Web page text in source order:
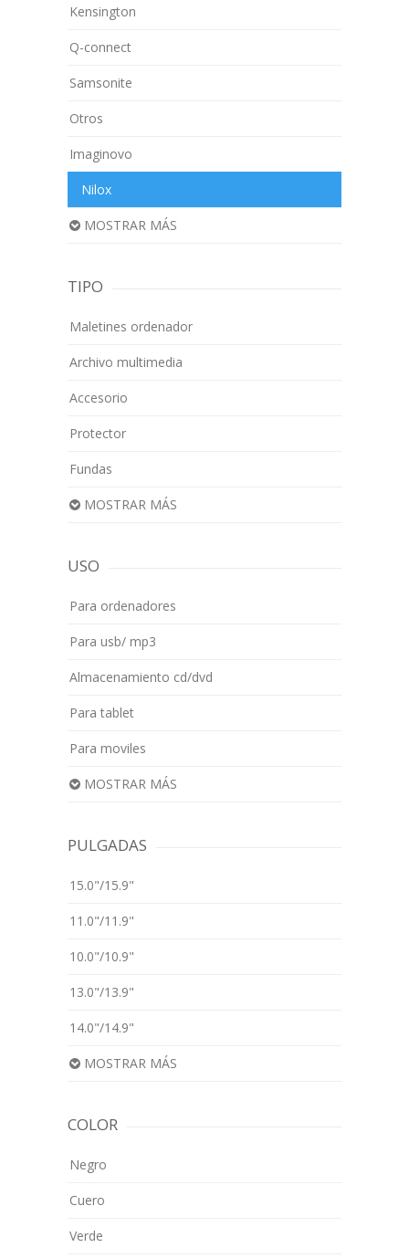
Kensington
Q-connect
Samsonite
Otros
Imaginovo
Nilox
MOSTRAR MÁS
TIPO
Maletines ordenador
Archivo multimedia
Accesorio
Protector
Fundas
MOSTRAR MÁS
USO
Para ordenadores
Para usb/ mp3
Almacenamiento cd/dvd
Para tablet
Para moviles
MOSTRAR MÁS
PULGADAS
15.0"/15.9"
11.0"/11.9"
10.0"/10.9"
13.0"/13.9"
14.0"/14.9"
MOSTRAR MÁS
COLOR
Negro
Cuero
Verde